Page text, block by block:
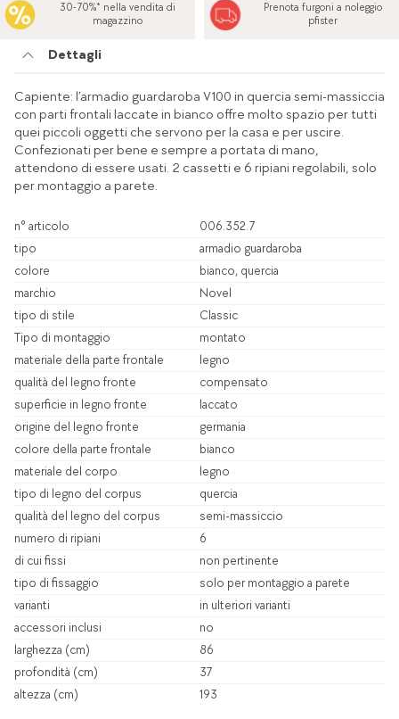
30-70%* nella vendita di
magazzino
Prenota furgoni a noleggio
pfister
Dettagli
Capiente: l’armadio guardaroba V100 in quercia semi-massiccia
con parti frontali laccate in bianco offre molto spazio per tutti
quei piccoli oggetti che servono per la casa e per uscire.
Confezionati per bene e sempre a portata di mano,
attendono di essere usati. 2 cassetti e 6 ripiani regolabili, solo
per montaggio a parete.
n° articolo
006.352.7
tipo
armadio guardaroba
colore
bianco, quercia
marchio
Novel
tipo di stile
Classic
Tipo di montaggio
montato
materiale della parte frontale
legno
qualità del legno fronte
compensato
superficie in legno fronte
laccato
origine del legno fronte
germania
colore della parte frontale
bianco
materiale del corpo
legno
tipo di legno del corpus
quercia
qualità del legno del corpus
semi-massiccio
numero di ripiani
6
di cui fissi
non pertinente
tipo di fissaggio
solo per montaggio a parete
varianti
in ulteriori varianti
accessori inclusi
no
larghezza (cm)
86
profondità (cm)
37
altezza (cm)
193